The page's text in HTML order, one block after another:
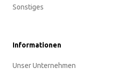
Sonstiges
Informationen
Unser Unternehmen